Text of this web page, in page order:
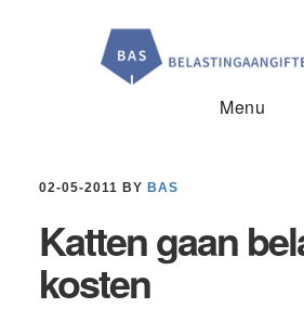
Menu
02-05-2011 BY BAS
Katten gaan
kosten